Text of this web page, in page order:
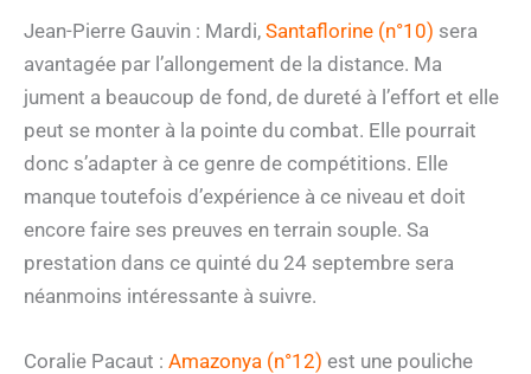
Jean-Pierre Gauvin : Mardi, Santaflorine (n°10) sera
avantagée par l’allongement de la distance. Ma
jument a beaucoup de fond, de dureté à l’effort et elle
peut se monter à la pointe du combat. Elle pourrait
donc s’adapter à ce genre de compétitions. Elle
manque toutefois d’expérience à ce niveau et doit
encore faire ses preuves en terrain souple. Sa
prestation dans ce quinté du 24 septembre sera
néanmoins intéressante à suivre.
Coralie Pacaut : Amazonya (n°12) est une pouliche